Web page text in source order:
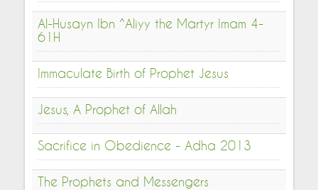
Al-Husayn Ibn ^Aliyy the Martyr Imam 4-
61H
Immaculate Birth of Prophet Jesus
Jesus, A Prophet of Allah
Sacrifice in Obedience - Adha 2013
The Prophets and Messengers